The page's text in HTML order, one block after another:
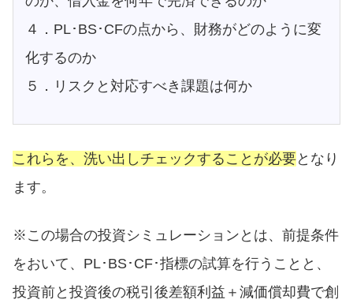
４．PL･BS･CFの点から、財務がどのように変
化するのか
５．リスクと対応すべき課題は何か
これらを、洗い出しチェックすることが必要となり
ます。
※この場合の投資シミュレーションとは、前提条件
をおいて、PL･BS･CF･指標の試算を行うことと、
投資前と投資後の税引後差額利益＋減価償却費で創